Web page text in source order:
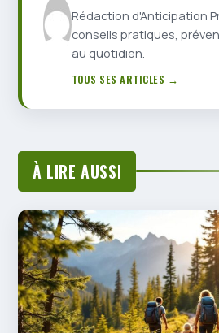
Rédaction d'Anticipation
conseils pratiques,
au quotidien.
TOUS SES ARTICLES →
À LIRE AUSSI